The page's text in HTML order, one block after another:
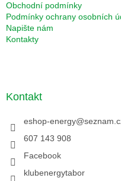
Obchodní podmínky
Podmínky ochrany osobních
Napište nám
Kontakty
Kontakt
eshop-energy@
607 143 908
Facebook
klubenergytabor